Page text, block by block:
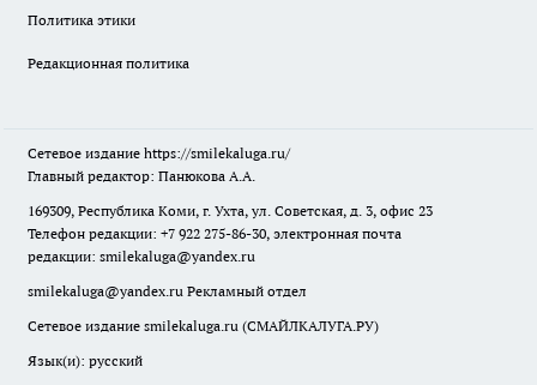
Политика этики
Редакционная политика
Сетевое издание https://smilekaluga.ru/
Главный редактор: Панюкова А.А.
169309, Республика Коми, г. Ухта, ул. Советская, д. 3, офис 23
Телефон редакции: +7 922 275-86-30, электронная почта
редакции: smilekaluga@yandex.ru
smilekaluga@yandex.ru Рекламный отдел
Сетевое издание smilekaluga.ru (СМАЙЛКАЛУГА.РУ)
Язык(и): русский